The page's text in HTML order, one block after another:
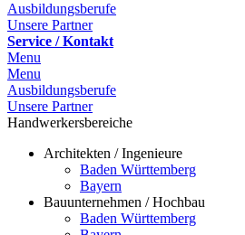
Ausbildungsberufe
Unsere Partner
Service / Kontakt
Menu
Menu
Ausbildungsberufe
Unsere Partner
Handwerkersbereiche
Architekten / Ingenieure
Baden Württemberg
Bayern
Bauunternehmen / Hochbau
Baden Württemberg